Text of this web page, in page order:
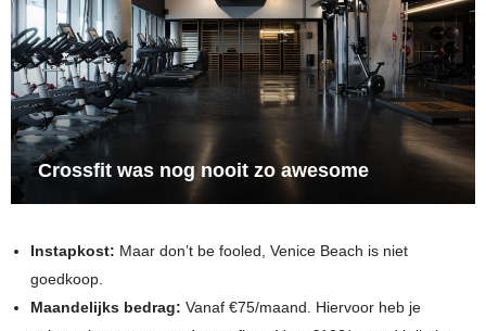
Crossfit was nog nooit zo awesome
Instapkost: Maar don’t be fooled, Venice Beach is niet
goedkoop.
Maandelijks bedrag: Vanaf €75/maand. Hiervoor heb je